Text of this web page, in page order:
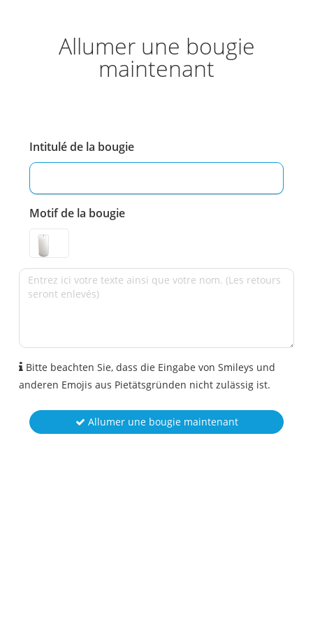
Allumer une bougie
maintenant
Intitulé de la bougie
Motif de la bougie
Bitte beachten Sie, dass die Eingabe von Smileys und
anderen Emojis aus Pietätsgründen nicht zulässig ist.
Allumer une bougie maintenant